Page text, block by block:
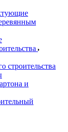
строительства
и